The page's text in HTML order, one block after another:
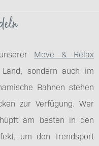
Move & Relax
sondern auch im
Bahnen stehen
zur Verfügung. Wer
am besten in den
um den Trendsport